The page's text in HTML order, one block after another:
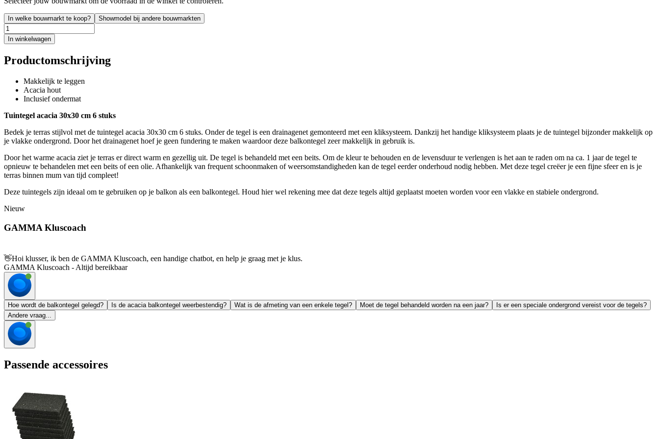
In welke bouwmarkt te koop? Showmodel bij andere bouwmarkten
In winkelwagen
Productomschrijving
Makkelijk te leggen
Acacia hout
Inclusief ondermat
Tuintegel acacia 30x30 cm 6 stuks
Bedek je terras stijlvol met de tuintegel acacia 30x30 cm 6 stuks. Onder de tegel is een drainagenet gemonteerd met een kliksysteem. Dankzij het handige kliksysteem plaats je de tuintegel bijzonder makkelijk op
je vlakke ondergrond. Door het drainagenet hoef je geen fundering te maken waardoor deze balkontegel zeer makkelijk in gebruik is.
Door het warme acacia ziet je terras er direct warm en gezellig uit. De tegel is behandeld met een beits. Om de kleur te behouden en de levensduur te verlengen is het aan te raden om na ca. 1 jaar de tegel te
opnieuw te behandelen met een beits of een olie. Afhankelijk van frequent schoonmaken of weersomstandigheden kan de tegel eerder onderhoud nodig hebben. Met deze tegel creëer je een fijne sfeer en is je
terras binnen mum van tijd compleet!
Deze tuintegels zijn ideaal om te gebruiken op je balkon als een balkontegel. Houd hier wel rekening mee dat deze tegels altijd geplaatst moeten worden voor een vlakke en stabiele ondergrond.
Nieuw
GAMMA Kluscoach
👋Hoi klusser, ik ben de GAMMA Kluscoach, een handige chatbot, en help je graag met je klus.
GAMMA Kluscoach - Altijd bereikbaar
Hoe wordt de balkontegel gelegd? Is de acacia balkontegel weerbestendig? Wat is de afmeting van een enkele tegel? Moet de tegel behandeld worden na een jaar?
Is er een speciale ondergrond vereist voor de tegels?
Andere vraag...
Passende accessoires